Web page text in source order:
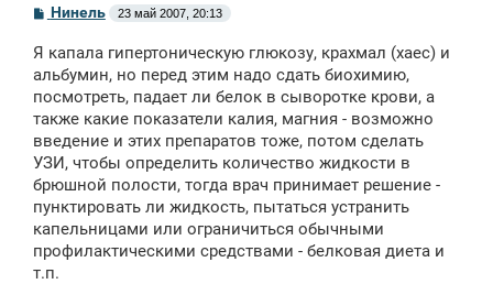
С
б
щ
н
и
Нинель 23 май 2007, 20:13
Я капала гипертоническую глюкозу, крахмал (хаес) и
альбумин, но перед этим надо сдать биохимию,
посмотреть, падает ли белок в сыворотке крови, а
также какие показатели калия, магния - возможно
введение и этих препаратов тоже, потом сделать
УЗИ, чтобы определить количество жидкости в
брюшной полости, тогда врач принимает решение -
пунктировать ли жидкость, пытаться устранить
капельницами или ограничиться обычными
профилактическими средствами - белковая диета и
т.п.